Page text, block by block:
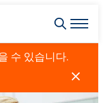
수 있습니다.